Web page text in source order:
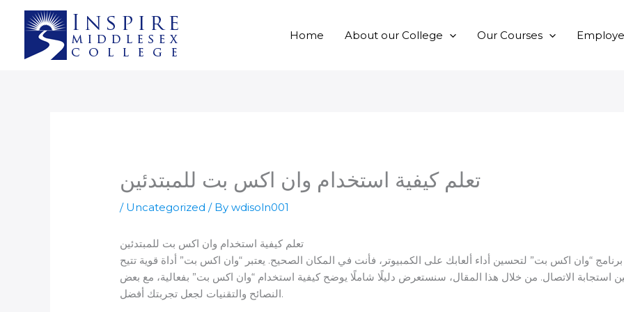
content
Home About our College Our Courses
تعلم كيفية استخدام وان اكس بت للمبتدئين
/ Uncategorized / Bywdisoln001
تعلم كيفية استخدام وان اكس بت للمبتدئين
“وان اكس بت” لتحسين أداء ألعابك على الكمبيوتر، فأنت في المكان الصحيح. يعتبر “وان اكس بت” أداة قوية تتيح
استجابة الاتصال. من خلال هذا المقال، سنستعرض دليلًا شاملًا يوضح كيفية استخدام “وان اكس بت” بفعالية، مع بعض
النصائح والتقنيات لجعل تجربتك أفضل.